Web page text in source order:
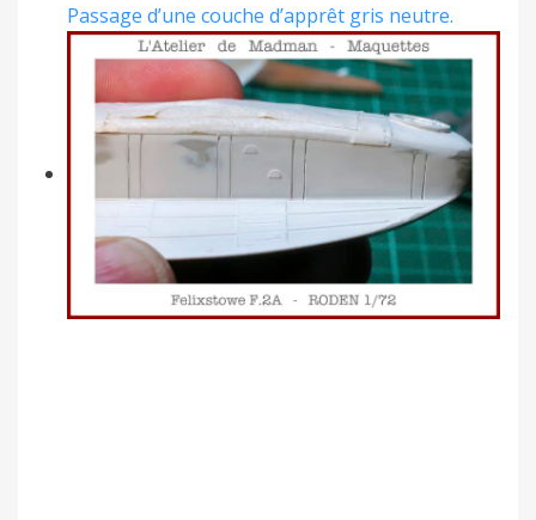
Passage d’une couche d’apprêt gris neutre.